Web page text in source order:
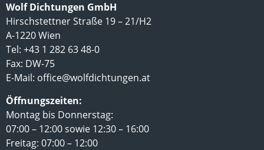
Wolf Dichtungen GmbH
Hirschstettner Straße 19 – 21/H2
A-1220 Wien
Tel: +43 1 282 63 48-0
Fax: DW-75
E-Mail: office@wolfdichtungen.at
Öffnungszeiten:
Montag bis Donnerstag:
07:00 – 12:00 sowie 12:30 – 16:00
Freitag: 07:00 – 12:00